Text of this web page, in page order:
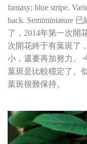
fantasy; blue stripe.
back. Semiminiature
了，2014年第一次開
次開花終于有葉斑了
小，還要再加努力。
葉斑是比較穩定了。
葉斑很難保持。